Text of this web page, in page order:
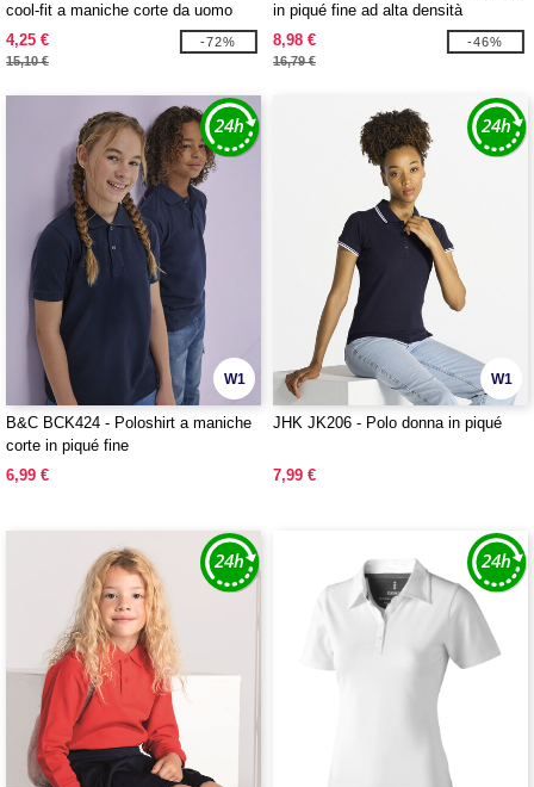
cool-fit a maniche corte da uomo
Deimos
4,25 €
15,10 €
-72%
in piqué fine ad alta densità
8,98 €
16,79 €
-46%
W1
B&C BCK424 - Poloshirt a maniche
corte in piqué fine
6,99 €
W1
JHK JK206 - Polo donna in piqué
7,99 €